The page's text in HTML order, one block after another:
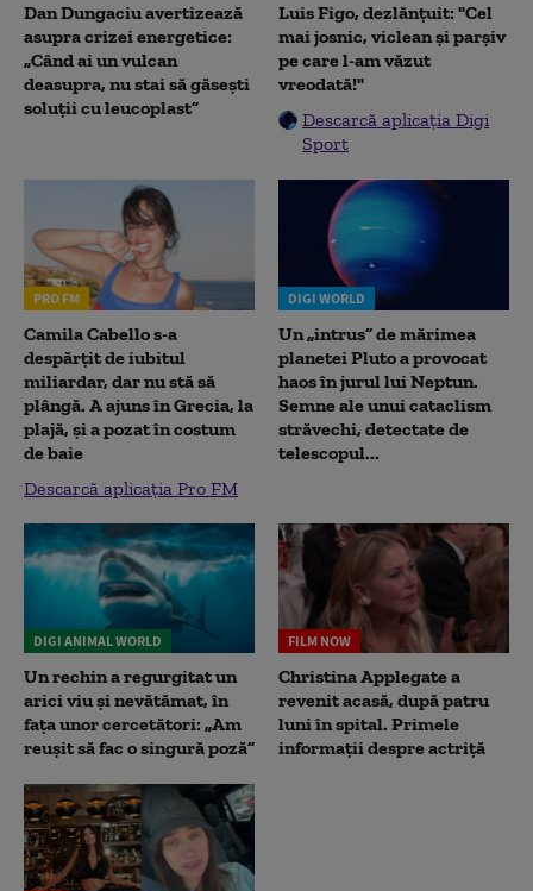
Dan Dungaciu avertizează
asupra crizei energetice:
„Când ai un vulcan
deasupra, nu stai să găsești
soluții cu leucoplast”
Luis Figo, dezlănțuit: "Cel
mai josnic, viclean și parșiv
pe care l-am văzut
vreodată!"
Descarcă aplicația Digi
Sport
PRO FM
Camila Cabello s-a
despărțit de iubitul
miliardar, dar nu stă să
plângă. A ajuns în Grecia, la
plajă, și a pozat în costum
de baie
Descarcă aplicația Pro FM
DIGI WORLD
Un „intrus” de mărimea
planetei Pluto a provocat
haos în jurul lui Neptun.
Semne ale unui cataclism
străvechi, detectate de
telescopul...
DIGI ANIMAL WORLD
Un rechin a regurgitat un
arici viu și nevătămat, în
fața unor cercetători: „Am
reușit să fac o singură poză”
FILM NOW
Christina Applegate a
revenit acasă, după patru
luni în spital. Primele
informații despre actriță